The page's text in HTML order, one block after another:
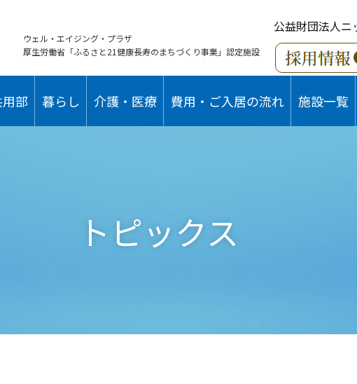
公益財団法人ニ
ウェル・エイジング・プラザ
厚生労働省「ふるさと21健康長寿のまちづくり事業」認定施設
部 暮らし 介護・医療 費用・ご入居の流れ 施設一覧
トピックス